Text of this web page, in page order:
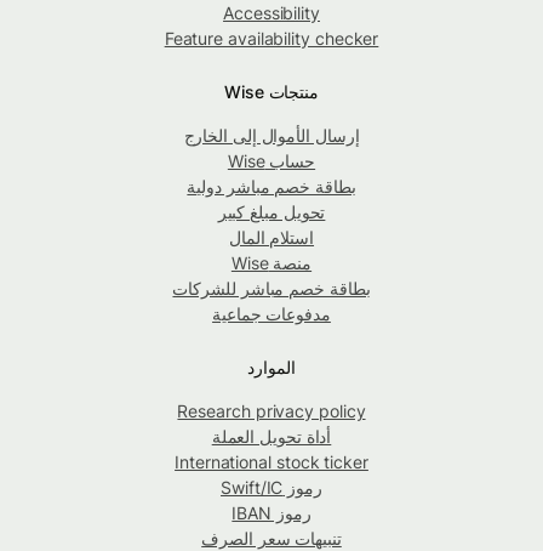
Accessibility
Feature availability checker
منتجات Wise
إرسال الأموال إلى الخارج
حساب Wise
بطاقة خصم مباشر دولية
تحويل مبلغ كبير
استلام المال
منصة Wise
بطاقة خصم مباشر للشركات
مدفوعات جماعية
الموارد
Research privacy policy
أداة تحويل العملة
International stock ticker
رموز Swift/IC
رموز IBAN
تنبيهات سعر الصرف